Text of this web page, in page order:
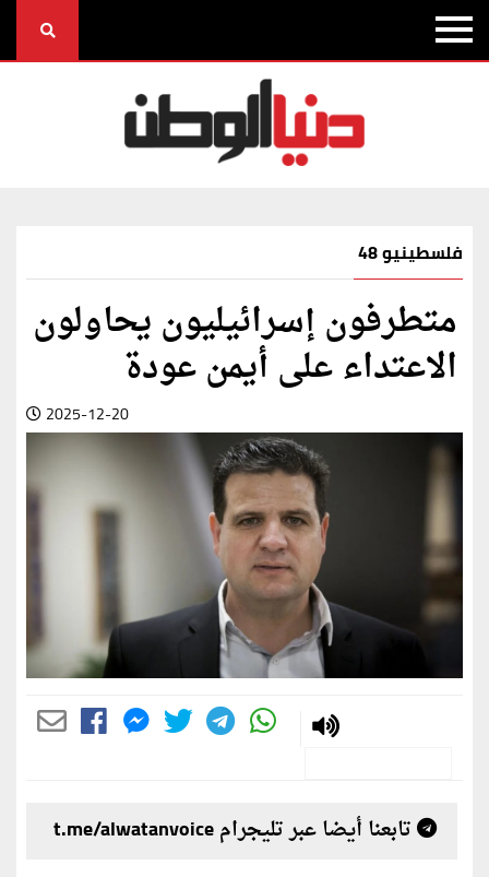
فلسطينيو 48
متطرفون إسرائيليون يحاولون
الاعتداء على أيمن عودة
2025-12-20
تابعنا أيضا عبر تليجرام t.me/alwatanvoice